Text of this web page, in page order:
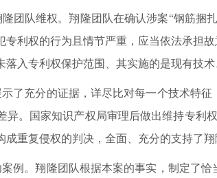
队维权。翔隆团队在确认涉案“钢筋捆
利权的行为且情节严重，应当依法承担
入专利权保护范围、其实施的是现有技
充分的证据，详尽比对每一个技术特
异。国家知识产权局审理后做出维持专
重复侵权的判决，全面、充分的支持了
。翔隆团队根据本案的事实，制定了恰